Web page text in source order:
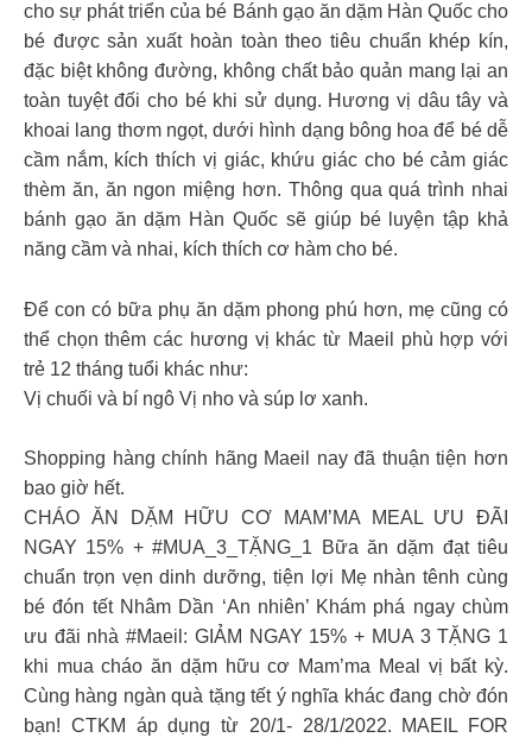
cho sự phát triển của bé Bánh gạo ăn dặm Hàn Quốc cho
bé được sản xuất hoàn toàn theo tiêu chuẩn khép kín,
đặc biệt không đường, không chất bảo quản mang lại an
toàn tuyệt đối cho bé khi sử dụng. Hương vị dâu tây và
khoai lang thơm ngọt, dưới hình dạng bông hoa để bé dễ
cầm nắm, kích thích vị giác, khứu giác cho bé cảm giác
thèm ăn, ăn ngon miệng hơn. Thông qua quá trình nhai
bánh gạo ăn dặm Hàn Quốc sẽ giúp bé luyện tập khả
năng cầm và nhai, kích thích cơ hàm cho bé.
Để con có bữa phụ ăn dặm phong phú hơn, mẹ cũng có
thể chọn thêm các hương vị khác từ Maeil phù hợp với
trẻ 12 tháng tuổi khác như:
Vị chuối và bí ngô Vị nho và súp lơ xanh.
Shopping hàng chính hãng Maeil nay đã thuận tiện hơn
bao giờ hết.
CHÁO ĂN DẶM HỮU CƠ MAM’MA MEAL ƯU ĐÃI
NGAY 15% + #MUA_3_TẶNG_1 Bữa ăn dặm đạt tiêu
chuẩn trọn vẹn dinh dưỡng, tiện lợi Mẹ nhàn tênh cùng
bé đón tết Nhâm Dần ‘An nhiên’ Khám phá ngay chùm
ưu đãi nhà #Maeil: GIẢM NGAY 15% + MUA 3 TẶNG 1
khi mua cháo ăn dặm hữu cơ Mam’ma Meal vị bất kỳ.
Cùng hàng ngàn quà tặng tết ý nghĩa khác đang chờ đón
bạn! CTKM áp dụng từ 20/1- 28/1/2022. MAEIL FOR